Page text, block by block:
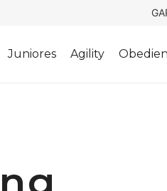
Juniores Agility